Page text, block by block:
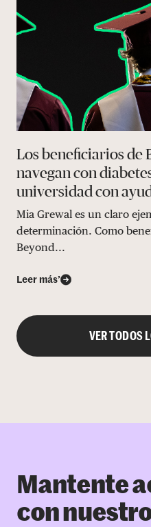
Los beneficiarios de
navegan con
universidad con
Mia Grewal es un claro
determinación. Como
Beyond...
Leer más’
VER TODOS
Mantente
con